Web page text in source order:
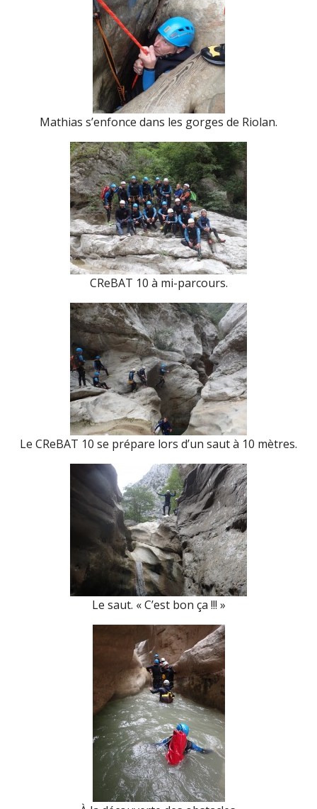
Mathias s’enfonce dans les gorges de Riolan.
CReBAT 10 à mi-parcours.
Le CReBAT 10 se prépare lors d’un saut à 10 mètres.
Le saut. « C’est bon ça !!! »